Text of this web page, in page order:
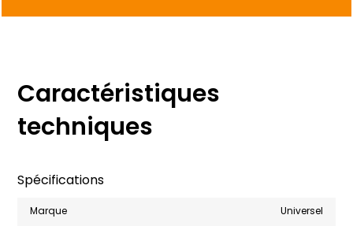
Caractéristiques
techniques
Spécifications
Marque
Universel